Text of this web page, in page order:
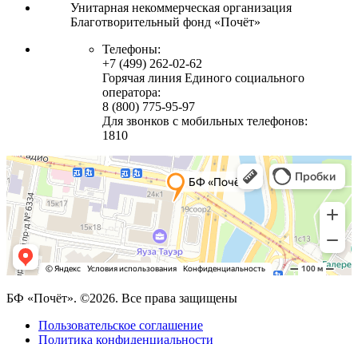
Унитарная некоммерческая организация
Благотворительный фонд «Почёт»
Телефоны:
+7 (499) 262-02-62
Горячая линия Единого социального
оператора:
8 (800) 775-95-97
Для звонков с мобильных телефонов:
1810
БФ «Почёт». ©2026. Все права защищены
Пользовательское соглашение
Политика конфиденциальности